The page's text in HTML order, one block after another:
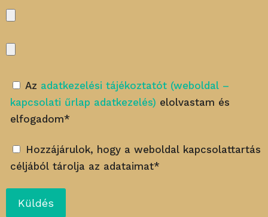
Az adatkezelési tájékoztatót (weboldal –
kapcsolati űrlap adatkezelés) elolvastam és
elfogadom*
Hozzájárulok, hogy a weboldal kapcsolattartás
céljából tárolja az adataimat*